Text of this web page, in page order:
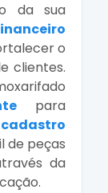
da sua
o
clientes.
para
cadastro
de peças
da